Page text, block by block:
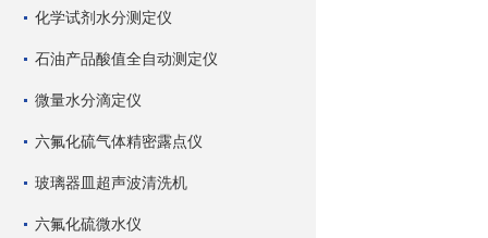
化学试剂水分测定仪
石油产品酸值全自动测定仪
微量水分滴定仪
六氟化硫气体精密露点仪
玻璃器皿超声波清洗机
六氟化硫微水仪